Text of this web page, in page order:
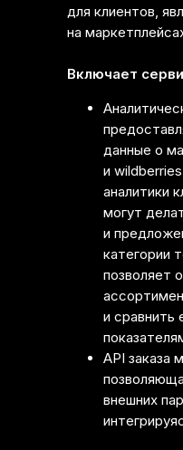
для клиентов,
на
Включает
данные о
и
аналитики
могут
и
категории
позволяет
и сравнить
API заказа
внешних